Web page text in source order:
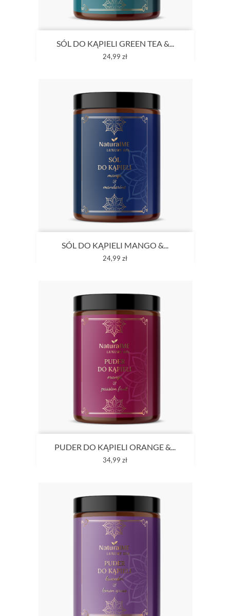
SÓL DO KĄPIELI GREEN TEA &...
Cena
24,99 zł
SÓL DO KĄPIELI MANGO &...
Cena
24,99 zł
PUDER DO KĄPIELI ORANGE &...
Cena
34,99 zł